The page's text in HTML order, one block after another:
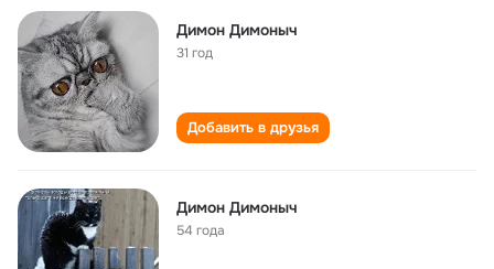
Димон Димоныч
31 год
Добавить в друзья
Димон Димоныч
54 года